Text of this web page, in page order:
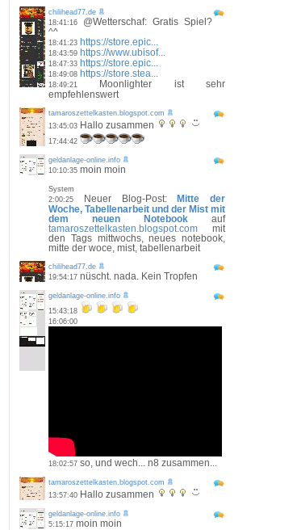
chilihead77.de
18:41:16 @Wetterschaf: Gratis Spiel?
^^
18:41:23 https://store.epic...
18:43:59 https://www.ubisof...
18:47:33 https://store.epic...
18:49:08 https://store.stea...
18:49:21
Moonlighter ist sehr
empfehlenswert
tamaroszettelkasten.blogspot.com
13:45:03 Hallo zusammen
17:44:42
geldanlage-online.info
10:10:35 moin moin
System
2:00:25
Neuer Blog-Post:
Mitte der
Woche, Tabellenarbeit und der Mist mit
dem neuen Notebook auf
tamaroszettelkasten.blogspot.com mit
den Tags mittwochs, neues notebook,
mitte der woce, mist, tabellenarbeit
chilihead77.de
19:54:17 nüscht. nada. Kein Tropfen
geldanlage-online.info
15:43:18
16:06:00
18:02:57 so, und wech... n8 zusammen...
tamaroszettelkasten.blogspot.com
13:57:40 Hallo zusammen
geldanlage-online.info
5:15:17 moin moin